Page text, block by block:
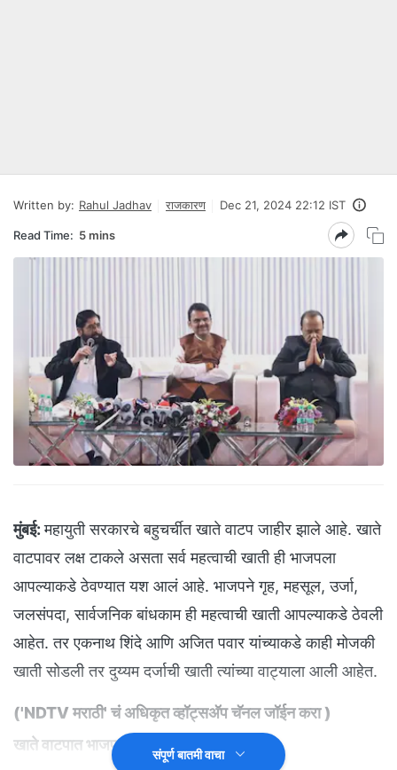
Written by: Rahul Jadhav राजकारण Dec 21, 2024 22:12 IST
Read Time: 5 mins
मुंबई: महायुती सरकारचे बहुचर्चीत खाते वाटप जाहीर झाले आहे. खाते
वाटपावर लक्ष टाकले असता सर्व महत्वाची खाती ही भाजपला
आपल्याकडे ठेवण्यात यश आलं आहे. भाजपने गृह, महसूल, उर्जा,
जलसंपदा, सार्वजनिक बांधकाम ही महत्वाची खाती आपल्याकडे ठेवली
आहेत. तर एकनाथ शिंदे आणि अजित पवार यांच्याकडे काही मोजकी
खाती सोडली तर दुय्यम दर्जाची खाती त्यांच्या वाट्याला आली आहेत.
('NDTV मराठी' चं अधिकृत व्हॉट्सअ‍ॅप चॅनल जॉईन करा)
खाते वाटपात भाजपची बाजी
संपूर्ण बातमी वाचा